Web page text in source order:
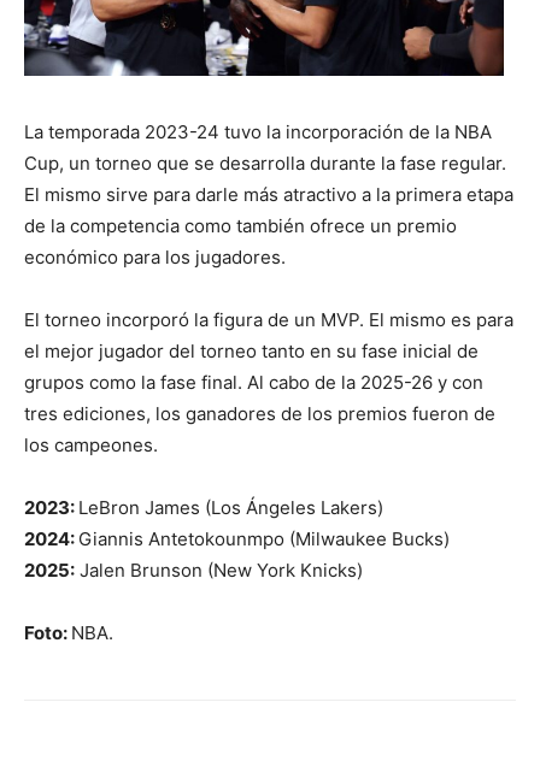
La temporada 2023-24 tuvo la incorporación de la NBA
Cup, un torneo que se desarrolla durante la fase regular.
El mismo sirve para darle más atractivo a la primera etapa
de la competencia como también ofrece un premio
económico para los jugadores.
El torneo incorporó la figura de un MVP. El mismo es para
el mejor jugador del torneo tanto en su fase inicial de
grupos como la fase final. Al cabo de la 2025-26 y con
tres ediciones, los ganadores de los premios fueron de
los campeones.
2023: LeBron James (Los Ángeles Lakers)
2024: Giannis Antetokounmpo (Milwaukee Bucks)
2025: Jalen Brunson (New York Knicks)
Foto: NBA.